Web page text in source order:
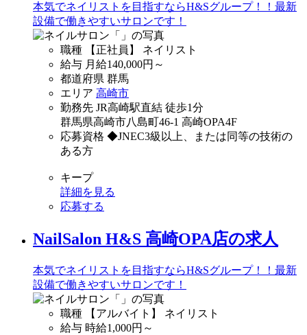
本気でネイリストを目指すならH&Sグループ！！最新
設備で働きやすいサロンです！
職種
【正社員】 ネイリスト
給与 月給140,000円～
都道府県 群馬
エリア 高崎市
勤務先 JR高崎駅直結 徒歩1分
群馬県高崎市八島町46-1 高崎OPA4F
応募資格 ◆JNEC3級以上、または同等の技術の
ある方
キープ
詳細を見る
応募する
NailSalon H&S 高崎OPA店の求人
本気でネイリストを目指すならH&Sグループ！！最新
設備で働きやすいサロンです！
職種
【アルバイト】 ネイリスト
給与 時給1,000円～